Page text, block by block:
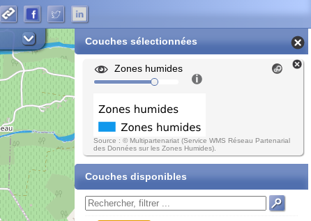
Couches sélectionnées
Zones humides
Source : © Multipartenariat (Service WMS Réseau Partenarial
des Données sur les Zones Humides).
Couches disponibles